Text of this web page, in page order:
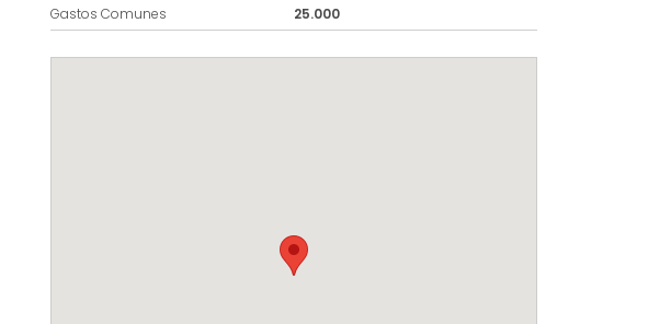
Gastos Comunes
25.000